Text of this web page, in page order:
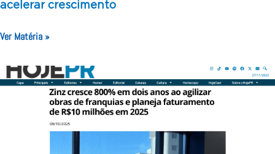
acelerar crescimento
Ver Matéria »